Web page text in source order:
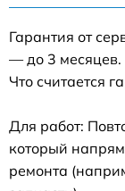
Гарантия от
— до 3 месяцев.
Что считается
Для работ:
который
ремонта